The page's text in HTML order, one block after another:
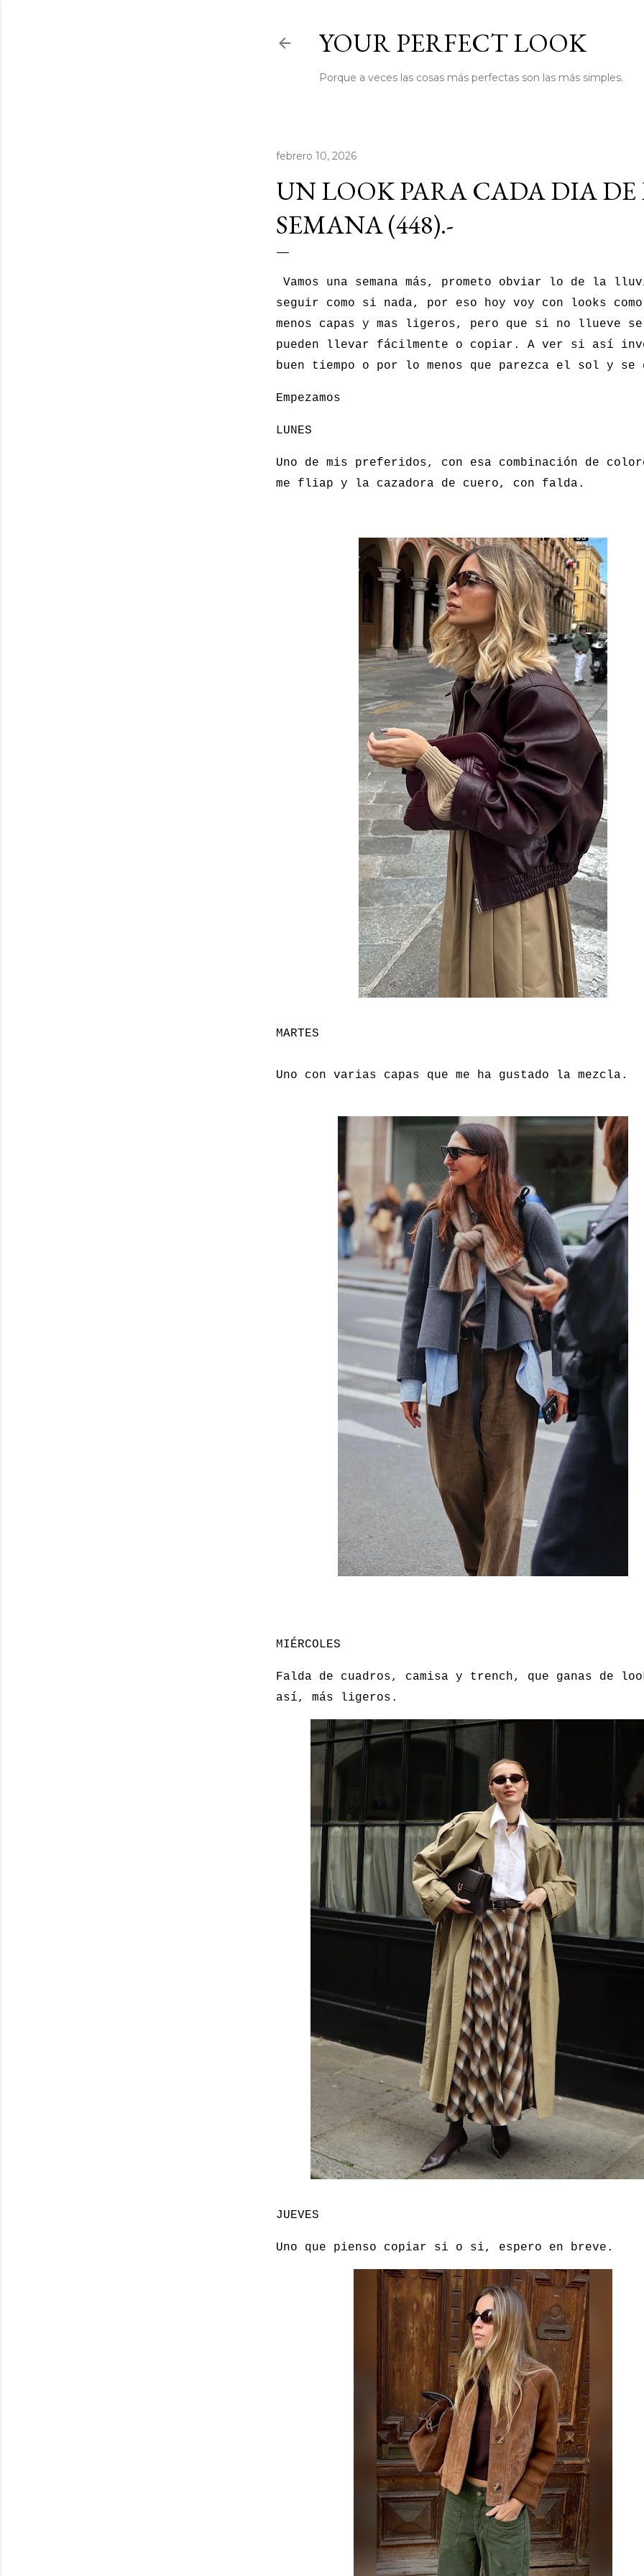
YOUR PERFECT LOOK
Porque a veces las cosas más perfectas son las más simples.
febrero 10, 2026
UN LOOK PARA CADA DIA DE
SEMANA (448).-
Vamos una semana más, prometo obviar lo de la
seguir como si nada, por eso hoy voy con looks
menos capas y mas ligeros, pero que si no llueve se
pueden llevar fácilmente o copiar. A ver si así
buen tiempo o por lo menos que parezca el sol y se
Empezamos
LUNES
Uno de mis preferidos, con esa combinación de
me fliap y la cazadora de cuero, con falda.
MARTES
Uno con varias capas que me ha gustado la mezcla.
MIÉRCOLES
Falda de cuadros, camisa y trench, que ganas de
así, más ligeros.
JUEVES
Uno que pienso copiar si o si, espero en breve.